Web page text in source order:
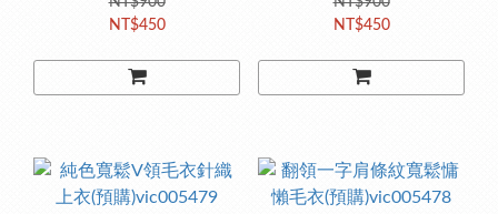
NT$450
NT$450